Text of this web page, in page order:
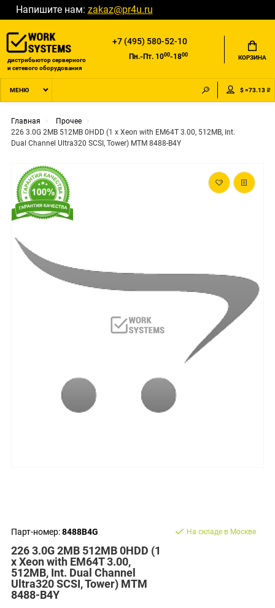
Напишите нам: zakaz@pr4u.ru
дистрибьютор серверного
и сетевого оборудования
+7 (495) 580-52-10
Пн.-Пт. 1000-1800 КОРЗИНА
МЕНЮ $ =73.13 ₽
Главная
Прочее
226 3.0G 2MB 512MB 0HDD (1 x Xeon with EM64T 3.00, 512MB, Int.
Dual Channel Ultra320 SCSI, Tower) MTM 8488-B4Y
Парт-номер:8488B4G
226 3.0G 2MB 512MB 0HDD (1
x Xeon with EM64T 3.00,
512MB, Int. Dual Channel
Ultra320 SCSI, Tower) MTM
8488-B4Y
На складе в Москве